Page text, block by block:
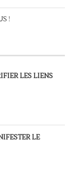
!
LES LIENS
LE